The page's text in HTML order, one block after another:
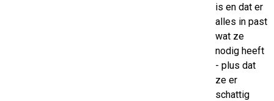
is en dat er
alles in past
wat ze
nodig heeft
- plus dat
ze er
schattig